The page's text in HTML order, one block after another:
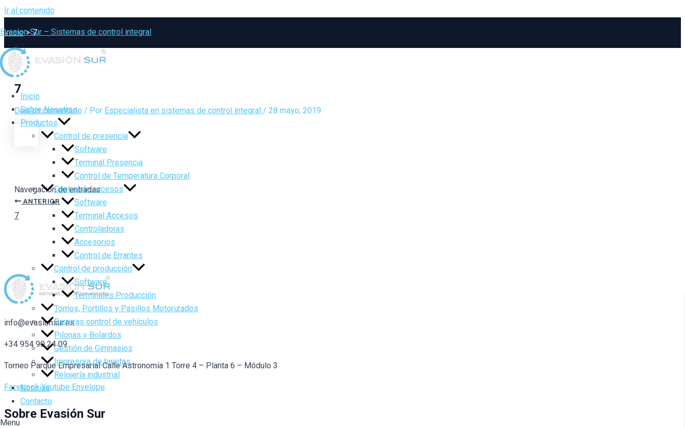
Ir al contenido
Evasion Sur – Sistemas de control integral
Inicio
Sobre Nosotros
Productos
Control de presencia
Software
Terminal Presencia
Control de Temperatura Corporal
Control de accesos
Software
Terminal Accesos
Controladoras
Accesorios
Control de Errantes
Control de producción
Software
Terminales Producción
Tornos, Portillos y Pasillos Motorizados
Barreras control de vehículos
Pilonas y Bolardos
Gestión de Gimnasios
Impresora de tarjetas
Relojería industrial
Noticias
Contacto
Menu
Inicio 7
7
Deja un comentario / Por Especialista en sistemas de control integral / 28 mayo, 2019
Navegación de entradas
ANTERIOR
7
info@evasionsur.es
+34 954 90 24 09
Torneo Parque Empresarial Calle Astronomía 1 Torre 4 – Planta 6 – Módulo 3
Facebook Youtube Envelope
Sobre Evasión Sur